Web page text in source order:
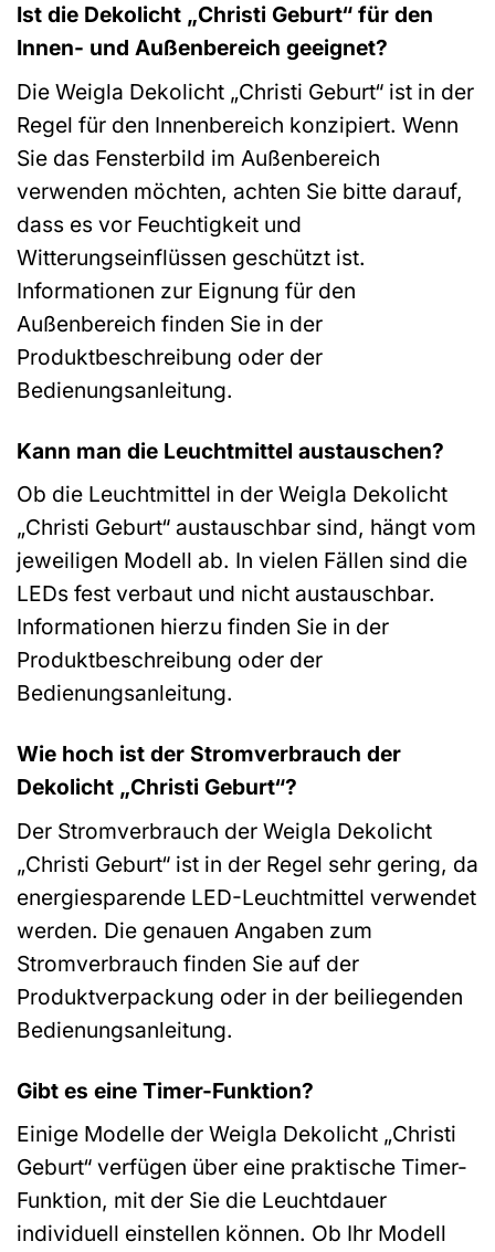
Ist die Dekolicht „Christi Geburt“ für den
Innen- und Außenbereich geeignet?
Die Weigla Dekolicht „Christi Geburt“ ist in der
Regel für den Innenbereich konzipiert. Wenn
Sie das Fensterbild im Außenbereich
verwenden möchten, achten Sie bitte darauf,
dass es vor Feuchtigkeit und
Witterungseinflüssen geschützt ist.
Informationen zur Eignung für den
Außenbereich finden Sie in der
Produktbeschreibung oder der
Bedienungsanleitung.
Kann man die Leuchtmittel austauschen?
Ob die Leuchtmittel in der Weigla Dekolicht
„Christi Geburt“ austauschbar sind, hängt vom
jeweiligen Modell ab. In vielen Fällen sind die
LEDs fest verbaut und nicht austauschbar.
Informationen hierzu finden Sie in der
Produktbeschreibung oder der
Bedienungsanleitung.
Wie hoch ist der Stromverbrauch der
Dekolicht „Christi Geburt“?
Der Stromverbrauch der Weigla Dekolicht
„Christi Geburt“ ist in der Regel sehr gering, da
energiesparende LED-Leuchtmittel verwendet
werden. Die genauen Angaben zum
Stromverbrauch finden Sie auf der
Produktverpackung oder in der beiliegenden
Bedienungsanleitung.
Gibt es eine Timer-Funktion?
Einige Modelle der Weigla Dekolicht „Christi
Geburt“ verfügen über eine praktische Timer-
Funktion, mit der Sie die Leuchtdauer
individuell einstellen können. Ob Ihr Modell